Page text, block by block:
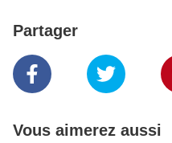
Partager
Vous aimerez aussi